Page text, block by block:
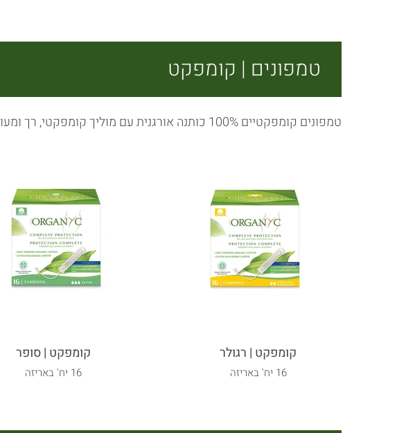
טמפונים | קומפקט
טמפונים קומפקטיים 100% כותנה אורגנית עם מוליך קומפקטי, רך ומעוגל להחדרה נוחה.
קומפקט | רגולר
16 יח' באריזה
קומפקט | סופר
16 יח' באריזה